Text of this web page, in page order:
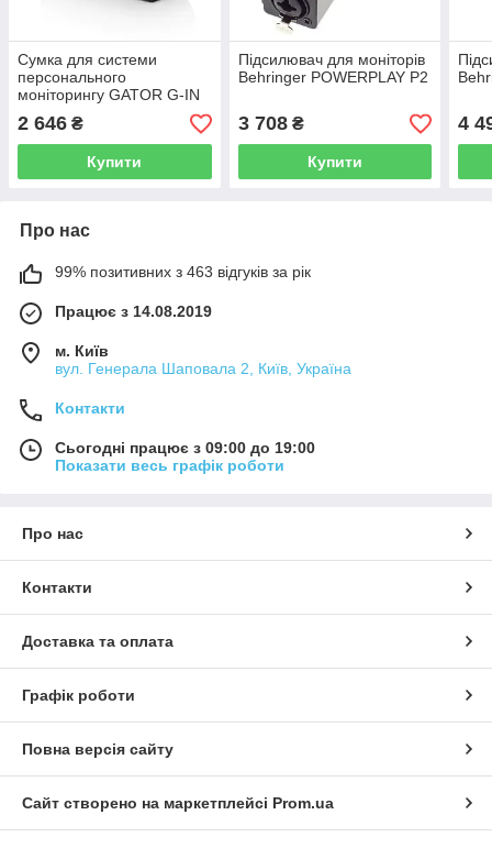
Сумка для системи
персонального
моніторингу GATOR G-IN
EAR SYSTEM - In Ear
Monitoring System Bag
2 646 ₴
Купити
Підсилювач для моніторів
Behringer POWERPLAY P2
3 708₴
Купити
4
Про нас
99% позитивних з 463 відгуків за рік
Працює з 14.08.2019
м. Київ
вул. Генерала Шаповала 2, Київ, Україна
Контакти
Сьогодні працює з 09:00 до 19:00
Показати весь графік роботи
Про нас
Контакти
Доставка та оплата
Графік роботи
Повна версія сайту
Сайт створено на маркетплейсі Prom.ua